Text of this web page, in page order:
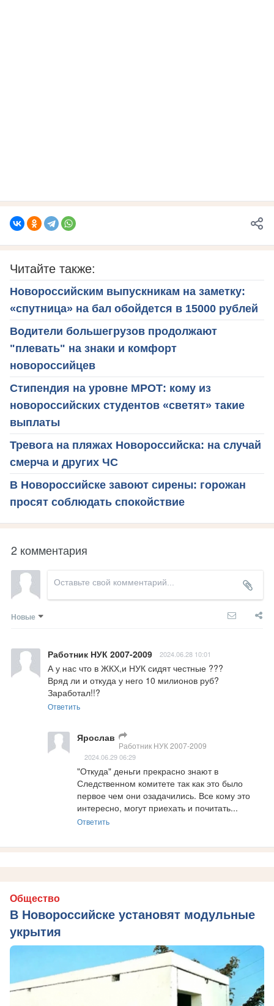
Читайте также:
Новороссийским выпускникам на заметку:
«спутница» на бал обойдется в 15000 рублей
Водители большегрузов продолжают
"плевать" на знаки и комфорт
новороссийцев
Стипендия на уровне МРОТ: кому из
новороссийских студентов «светят» такие
выплаты
Тревога на пляжах Новороссийска: на случай
смерча и других ЧС
В Новороссийске завоют сирены: горожан
просят соблюдать спокойствие
2 комментария
Новые
Работник НУК 2007-2009 2024.06.28 10:01
А у нас что в ЖКХ,и НУК сидят честные ???
Вряд ли и откуда у него 10 милионов руб?
Заработал!!?
Ответить
Ярослав
Работник НУК 2007-2009
2024.06.29 06:29
"Откуда" деньги прекрасно знают в
Следственном комитете так как это было
первое чем они озадачились. Все кому это
интересно, могут приехать и почитать...
Ответить
Общество
В Новороссийске установят модульные
укрытия